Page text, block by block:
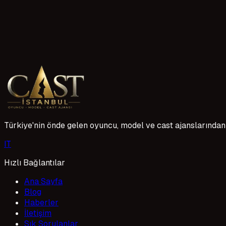
topraklarında geçen bu etkileyici hikaye, Serhat'ın iki
etmeye hazırlanıyor.
10 Mayıs 2026
Türkiye'nin önde gelen oyuncu, model ve cast
IT
Hızlı Bağlantılar
Ana Sayfa
Blog
Haberler
İletişim
Sık Sorulanlar